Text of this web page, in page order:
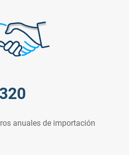
anuales de importación